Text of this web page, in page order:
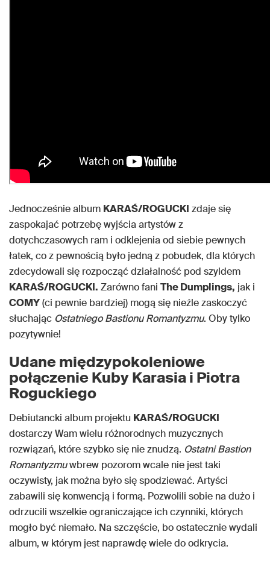
Jednocześnie album KARAŚ/ROGUCKI zdaje się
zaspokajać potrzebę wyjścia artystów z
dotychczasowych ram i odklejenia od siebie pewnych
łatek, co z pewnością było jedną z pobudek, dla których
zdecydowali się rozpocząć działalność pod szyldem
KARAŚ/ROGUCKI. Zarówno fani The Dumplings, jak i
COMY(ci pewnie bardziej) mogą się nieźle zaskoczyć
słuchając Ostatniego Bastionu Romantyzmu. Oby tylko
pozytywnie!
Udane międzypokoleniowe
połączenie Kuby Karasia i Piotra
Roguckiego
Debiutancki album projektu KARAŚ/ROGUCKI
dostarczy Wam wielu różnorodnych muzycznych
rozwiązań, które szybko się nie znudzą. Ostatni Bastion
Romantyzmuwbrew pozorom wcale nie jest taki
oczywisty, jak można było się spodziewać. Artyści
zabawili się konwencją i formą. Pozwolili sobie na dużo i
odrzucili wszelkie ograniczające ich czynniki, których
mogło być niemało. Na szczęście, bo ostatecznie wydali
album, w którym jest naprawdę wiele do odkrycia.